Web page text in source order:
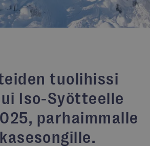
tuolihissi
Iso-Syötteelle
parhaimmalle